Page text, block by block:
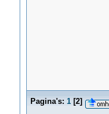
Pagina's: 1[2]